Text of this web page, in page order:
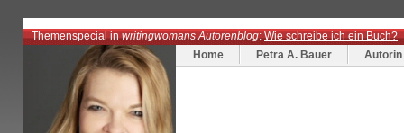
Themenspecial inwritingwomans Autorenblog:Wie schreibe ich ein Buch?
Home
Petra A. Bauer Autorin